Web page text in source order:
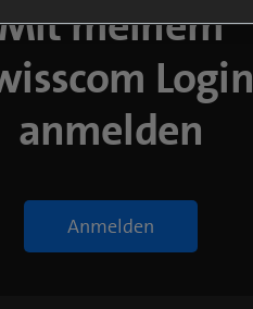
meinem
Login
anmelden
Anmelden